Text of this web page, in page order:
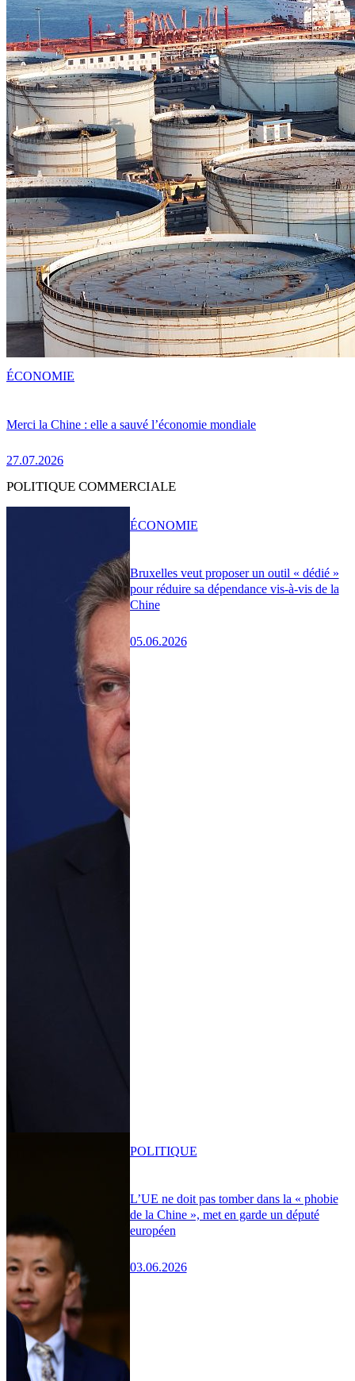
Merci la Chine : elle a sauvé l’économie mondiale
27.07.2026
ÉCONOMIE
POLITIQUE COMMERCIALE
Bruxelles veut proposer un outil « dédié »
pour réduire sa dépendance vis-à-vis de la
Chine
05.06.2026
ÉCONOMIE
L’UE ne doit pas tomber dans la « phobie
de la Chine », met en garde un député
européen
03.06.2026
POLITIQUE